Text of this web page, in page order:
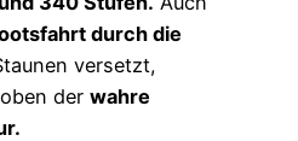
durch die
versetzt,
der wahre